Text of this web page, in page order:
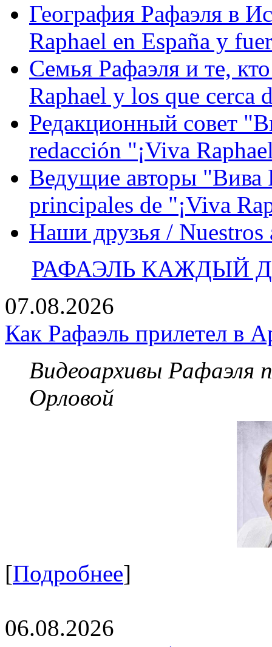
География Рафаэля в
Raphael en España y
Семья Рафаэля и те,
Raphael y los que cerca
Редакционный совет
redacción "¡Viva
Ведущие авторы "Вива
principales de "¡Viva
Наши друзья / Nuestros
РАФАЭЛЬ КАЖДЫЙ
07.08.2026
Как Рафаэль прилетел в
Видеоархивы Рафаэля
Орловой
[Подробнее]
06.08.2026